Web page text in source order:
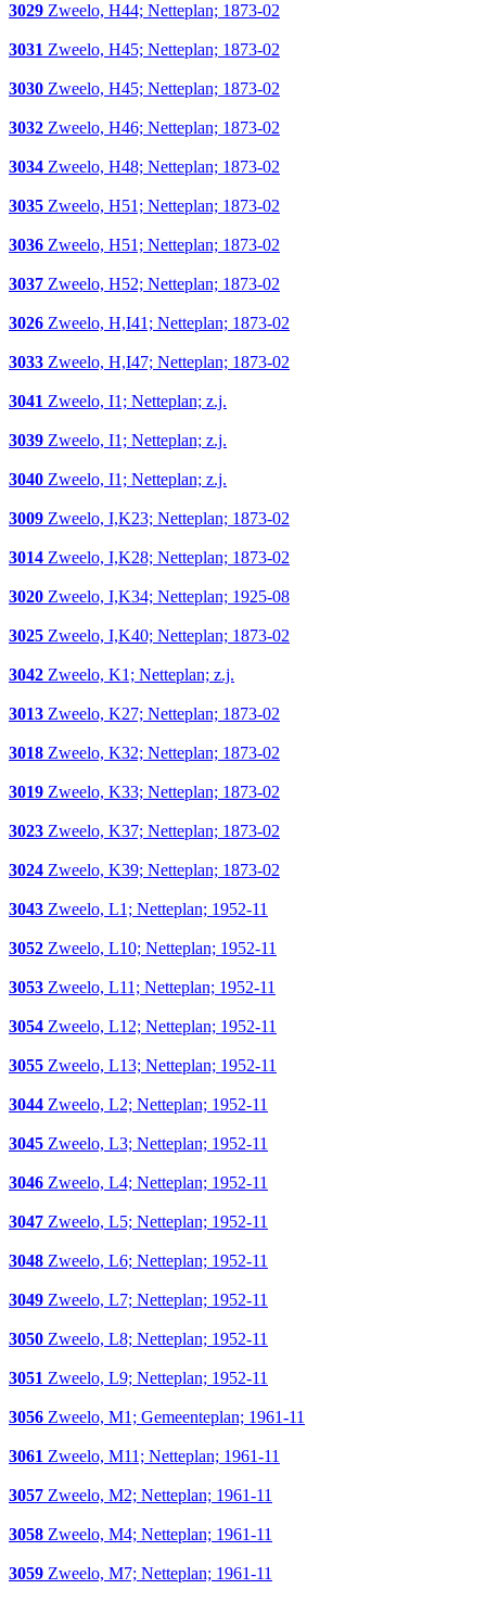
3029 Zweelo, H44; Netteplan; 1873-02
3031 Zweelo, H45; Netteplan; 1873-02
3030 Zweelo, H45; Netteplan; 1873-02
3032 Zweelo, H46; Netteplan; 1873-02
3034 Zweelo, H48; Netteplan; 1873-02
3035 Zweelo, H51; Netteplan; 1873-02
3036 Zweelo, H51; Netteplan; 1873-02
3037 Zweelo, H52; Netteplan; 1873-02
3026 Zweelo, H,I41; Netteplan; 1873-02
3033 Zweelo, H,I47; Netteplan; 1873-02
3041 Zweelo, I1; Netteplan; z.j.
3039 Zweelo, I1; Netteplan; z.j.
3040 Zweelo, I1; Netteplan; z.j.
3009 Zweelo, I,K23; Netteplan; 1873-02
3014 Zweelo, I,K28; Netteplan; 1873-02
3020 Zweelo, I,K34; Netteplan; 1925-08
3025 Zweelo, I,K40; Netteplan; 1873-02
3042 Zweelo, K1; Netteplan; z.j.
3013 Zweelo, K27; Netteplan; 1873-02
3018 Zweelo, K32; Netteplan; 1873-02
3019 Zweelo, K33; Netteplan; 1873-02
3023 Zweelo, K37; Netteplan; 1873-02
3024 Zweelo, K39; Netteplan; 1873-02
3043 Zweelo, L1; Netteplan; 1952-11
3052 Zweelo, L10; Netteplan; 1952-11
3053 Zweelo, L11; Netteplan; 1952-11
3054 Zweelo, L12; Netteplan; 1952-11
3055 Zweelo, L13; Netteplan; 1952-11
3044 Zweelo, L2; Netteplan; 1952-11
3045 Zweelo, L3; Netteplan; 1952-11
3046 Zweelo, L4; Netteplan; 1952-11
3047 Zweelo, L5; Netteplan; 1952-11
3048 Zweelo, L6; Netteplan; 1952-11
3049 Zweelo, L7; Netteplan; 1952-11
3050 Zweelo, L8; Netteplan; 1952-11
3051 Zweelo, L9; Netteplan; 1952-11
3056 Zweelo, M1; Gemeenteplan; 1961-11
3061 Zweelo, M11; Netteplan; 1961-11
3057 Zweelo, M2; Netteplan; 1961-11
3058 Zweelo, M4; Netteplan; 1961-11
3059 Zweelo, M7; Netteplan; 1961-11